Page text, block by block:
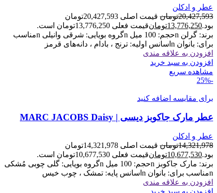
عطر و ادکلن
20,427,593تومان
قیمت اصلی 20,427,593تومان
بود.13,776,250تومانقیمت فعلی 13,776,250تومان است.
برند: گرلن nحجم: 100 میل nگروه بویایی: شرقی وانیلی nمناسب
برای: بانوان nاسانس اولیه: ترنج ، بادام ، دانه‌های قرمز
افزودن به علاقه مندی
افزودن به سبد خرید
مشاهده سریع
-25%
برای مقایسه اضافه کنید
عطر مارک جاکوبز دیسی | MARC JACOBS Daisy
عطر و ادکلن
14,321,978تومان
قیمت اصلی 14,321,978تومان
بود.10,677,530تومانقیمت فعلی 10,677,530تومان است.
برند: مارک جاکوبز nحجم: 100 میل nگروه بویایی: گلی چوبی مُشکی
nمناسب برای: بانوان nاسانس پایه: تمشک ، چوب خیس
افزودن به علاقه مندی